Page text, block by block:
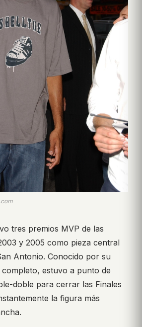
tres premios MVP de las
y 2005 como pieza central
Antonio. Conocido por su
estuvo a punto de
doble para cerrar las Finales
la figura más